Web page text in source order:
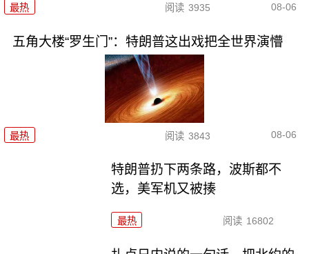
最热 阅读 3935 08-06
五角大楼“罗生门”：特朗普这出戏把全世界演懵
最热 阅读 3843 08-06
特朗普扔下两条路，波斯都不
选，美军机又被揍
最热 阅读 16802